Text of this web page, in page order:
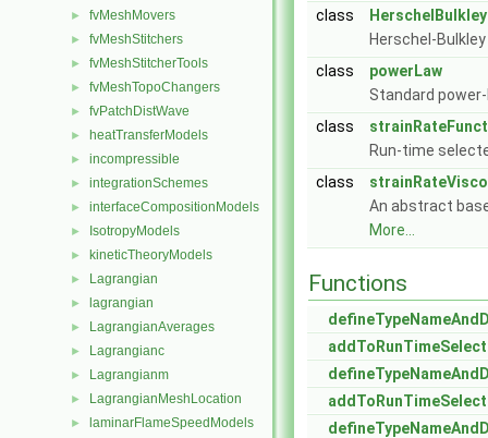
► fvMeshMovers
► fvMeshStitchers
► fvMeshStitcherTools
► fvMeshTopoChangers
► fvPatchDistWave
► heatTransferModels
► incompressible
► integrationSchemes
► interfaceCompositionModels
► IsotropyModels
► kineticTheoryModels
► Lagrangian
► lagrangian
► LagrangianAverages
► Lagrangianc
► Lagrangianm
► LagrangianMeshLocation
► laminarFlameSpeedModels
class
HerschelBulkley
Herschel-
class
powerLaw
Standard
class
Run-time
class
An abstract
More...
Functions